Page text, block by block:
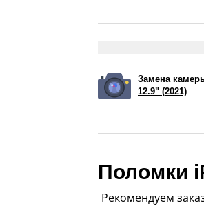
Замена
12.9" (2021)
Поломки
Рекомендуем